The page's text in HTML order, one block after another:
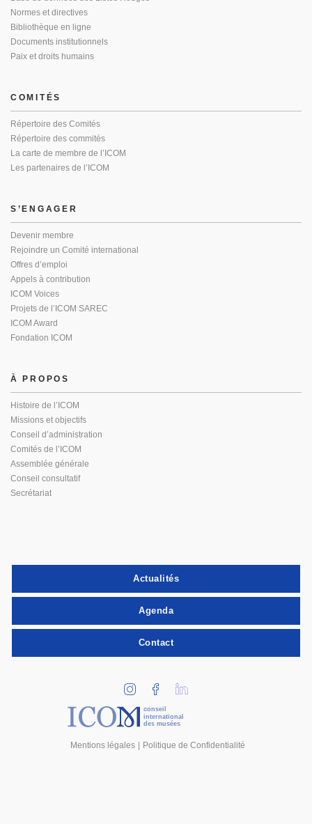
Normes et directives
Bibliothèque en ligne
Documents institutionnels
Paix et droits humains
COMITÉS
Répertoire des Comités
Répertoire des commités
La carte de membre de l’ICOM
Les partenaires de l’ICOM
S’ENGAGER
Devenir membre
Rejoindre un Comité international
Offres d’emploi
Appels à contribution
ICOM Voices
Projets de l’ICOM SAREC
ICOM Award
Fondation ICOM
À PROPOS
Histoire de l’ICOM
Missions et objectifs
Conseil d’administration
Comités de l’ICOM
Assemblée générale
Conseil consultatif
Secrétariat
Actualités
Agenda
Contact
conseil
international
des musées
Mentions légales Politique de Confidentialité